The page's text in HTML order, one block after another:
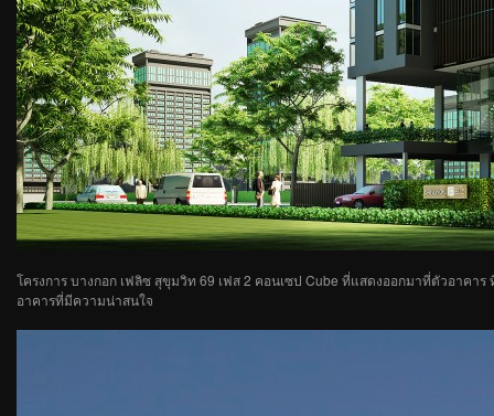
โครงการ บางกอก เฟลิซ สุขุมวิท 69 เฟส 2 คอนเซป Cube ที่แสดงออกมาที่ตัวอาค
อาคารที่มีความน่าสนใจ